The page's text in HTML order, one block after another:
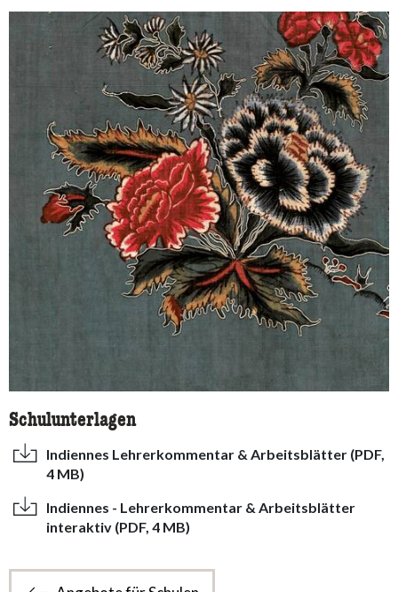
Schulunterlagen
Indiennes Lehrerkommentar & Arbeitsblätter (PDF,
4 MB)
Indiennes - Lehrerkommentar & Arbeitsblätter
interaktiv (PDF, 4 MB)